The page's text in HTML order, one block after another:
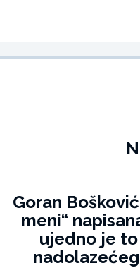
Goran
meni“
ujedno je